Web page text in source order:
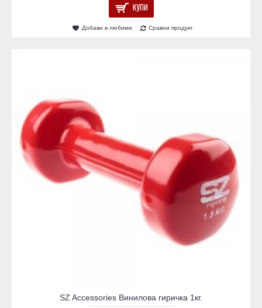
КУПИ
Добави в любими Сравни продукт
SZ Accessories Винилова гиричка 1кг.